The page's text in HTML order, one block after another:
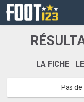
CM
LA FICHE
Pas de